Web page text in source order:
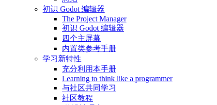
初识 Godot 编辑器
The Project Manager
初识 Godot 编辑器
四个主屏幕
内置类参考手册
学习新特性
充分利用本手册
Learning to think like a programmer
与社区共同学习
社区教程